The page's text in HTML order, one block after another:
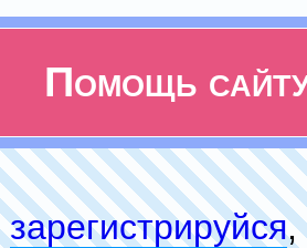
Помощь
зарeгиcтpируйся,